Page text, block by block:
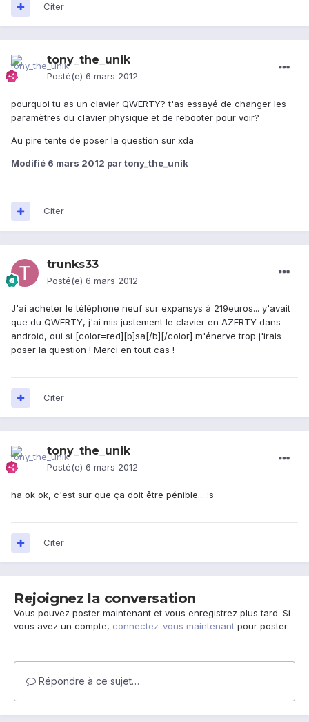
Citer
tony_the_unik
Posté(e) 6 mars 2012
pourquoi tu as un clavier QWERTY? t'as essayé de changer les
paramètres du clavier physique et de rebooter pour voir?
Au pire tente de poser la question sur xda
Modifié 6 mars 2012 par tony_the_unik
Citer
trunks33
Posté(e) 6 mars 2012
J'ai acheter le téléphone neuf sur expansys à 219euros... y'avait
que du QWERTY, j'ai mis justement le clavier en AZERTY dans
android, oui si [color=red][b]sa[/b][/color] m'énerve trop j'irais
poser la question ! Merci en tout cas !
Citer
tony_the_unik
Posté(e) 6 mars 2012
ha ok ok, c'est sur que ça doit être pénible... :s
Citer
Rejoignez la conversation
Vous pouvez poster maintenant et vous enregistrez plus tard. Si
vous avez un compte, connectez-vous maintenant pour poster.
Répondre à ce sujet…